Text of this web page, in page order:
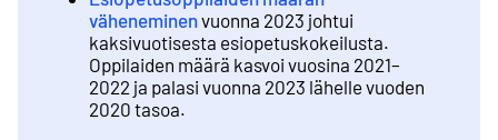
väheneminenvuonna 2023 johtui
kaksivuotisesta esiopetuskokeilusta.
Oppilaiden määrä kasvoi vuosina 2021–
2022 ja palasi vuonna 2023 lähelle vuoden
2020 tasoa.